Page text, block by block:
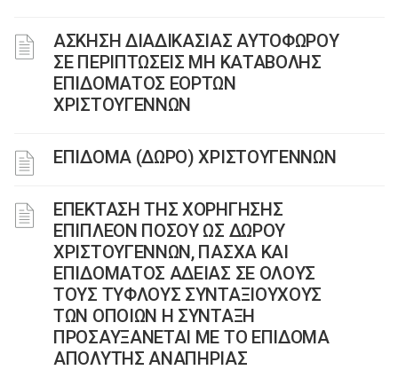
ΑΣΚΗΣΗ ΔΙΑΔΙΚΑΣΙΑΣ ΑΥΤΟΦΩΡΟΥ
ΣΕ ΠΕΡΙΠΤΩΣΕΙΣ ΜΗ ΚΑΤΑΒΟΛΗΣ
ΕΠΙΔΟΜΑΤΟΣ ΕΟΡΤΩΝ
ΧΡΙΣΤΟΥΓΕΝΝΩΝ
ΕΠΙΔΟΜΑ (ΔΩΡΟ) ΧΡΙΣΤΟΥΓΕΝΝΩΝ
ΕΠΕΚΤΑΣΗ ΤΗΣ ΧΟΡΗΓΗΣΗΣ
ΕΠΙΠΛΕΟΝ ΠΟΣΟΥ ΩΣ ΔΩΡΟΥ
ΧΡΙΣΤΟΥΓΕΝΝΩΝ, ΠΑΣΧΑ ΚΑΙ
ΕΠΙΔΟΜΑΤΟΣ ΑΔΕΙΑΣ ΣΕ ΟΛΟΥΣ
ΤΟΥΣ ΤΥΦΛΟΥΣ ΣΥΝΤΑΞΙΟΥΧΟΥΣ
ΤΩΝ ΟΠΟΙΩΝ Η ΣΥΝΤΑΞΗ
ΠΡΟΣΑΥΞΑΝΕΤΑΙ ΜΕ ΤΟ ΕΠΙΔΟΜΑ
ΑΠΟΛΥΤΗΣ ΑΝΑΠΗΡΙΑΣ